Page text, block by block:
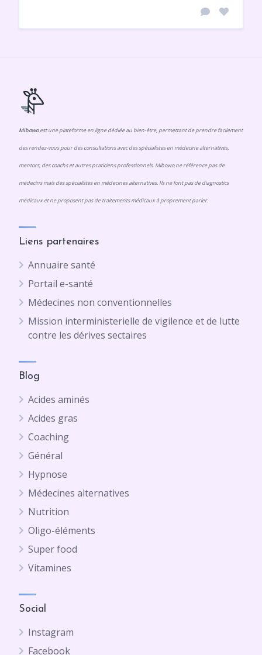
Mibowoest une plateforme en ligne dédiée au bien-être, permettant de prendre facilement
des rendez-vous pour des consultations avec des spécialistes en médecine alternatives,
mentors, des coachs et autres praticiens professionnels. Mibowo ne référence pas de
médecins mais des spécialistes en médecines alternatives. Ils ne font pas de diagnostics
médicaux et ne proposent pas de traitements médicaux à proprement parler.
Liens partenaires
Annuaire santé
Portail e-santé
Médecines non conventionnelles
Mission interministerielle de vigilence et de lutte
contre les dérives sectaires
Blog
Acides aminés
Acides gras
Coaching
Général
Hypnose
Médecines alternatives
Nutrition
Oligo-éléments
Super food
Vitamines
Social
Instagram
Facebook